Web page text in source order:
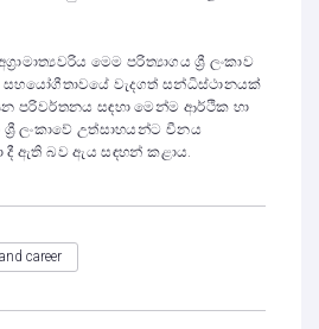
මෙම පරිත්‍යාගය ශ්‍රී ලංකාව
වැදගත් සන්ධිස්ථානයක්
පරිවර්තනය සඳහා මෙන්ම ආර්ථික හා
ශ්‍රී ලංකාවේ උත්සාහයන්ට චීනය
දී ඇති බව ඇය සඳහන් කළාය.
career